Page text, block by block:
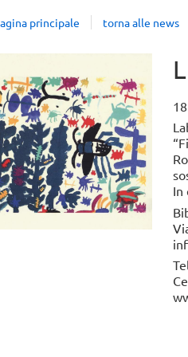
principale torna alle news
In